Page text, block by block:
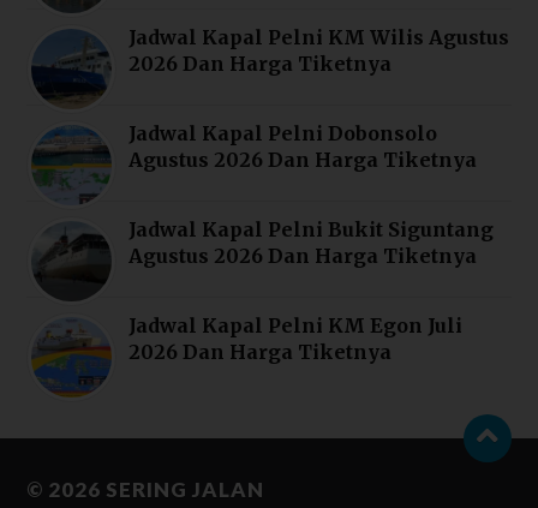
Jadwal Kapal Pelni KM Wilis Agustus
2026 Dan Harga Tiketnya
Jadwal Kapal Pelni Dobonsolo
Agustus 2026 Dan Harga Tiketnya
Jadwal Kapal Pelni Bukit Siguntang
Agustus 2026 Dan Harga Tiketnya
Jadwal Kapal Pelni KM Egon Juli
2026 Dan Harga Tiketnya
© 2026 SERING JALAN